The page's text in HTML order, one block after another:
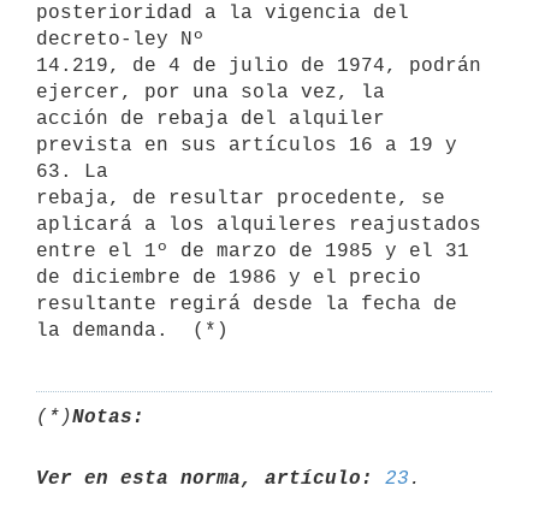
posterioridad a la vigencia del
decreto-ley Nº
14.219, de 4 de julio de 1974, podrán
ejercer, por una sola vez, la
acción de rebaja del alquiler
prevista en sus artículos 16 a 19 y
63. La
rebaja, de resultar procedente, se
aplicará a los alquileres reajustados
entre el 1º de marzo de 1985 y el 31
de diciembre de 1986 y el precio
resultante regirá desde la fecha de
(*)Notas:
Ver en esta norma, artículo: 23